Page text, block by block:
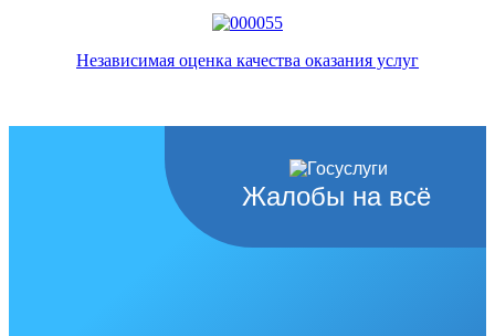
Независимая оценка качества оказания услуг
Жалобы на всё